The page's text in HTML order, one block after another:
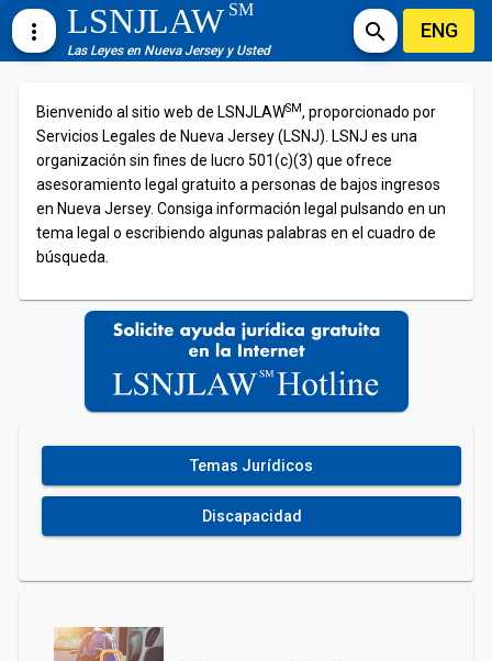
more_vert LSNJLAWSM
Las Leyes en Nueva Jersey y Usted
search ENG
Bienvenido al sitio web de LSNJLAWSM, proporcionado por
Servicios Legales de Nueva Jersey (LSNJ). LSNJ es una
organización sin fines de lucro 501(c)(3) que ofrece
asesoramiento legal gratuito a personas de bajos ingresos
en Nueva Jersey. Consiga información legal pulsando en un
tema legal o escribiendo algunas palabras en el cuadro de
búsqueda.
Temas Jurídicos
Discapacidad